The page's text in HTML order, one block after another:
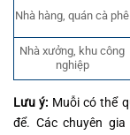
Nhà hàng, quán cà phê
Nhà xưởng, khu công
nghiệp
Lưu ý: Muỗi có thể
để. Các chuyên